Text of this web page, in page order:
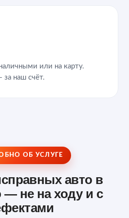
или на карту.
наш счёт.
ОБ УСЛУГЕ
авто в
— не на ходу и с